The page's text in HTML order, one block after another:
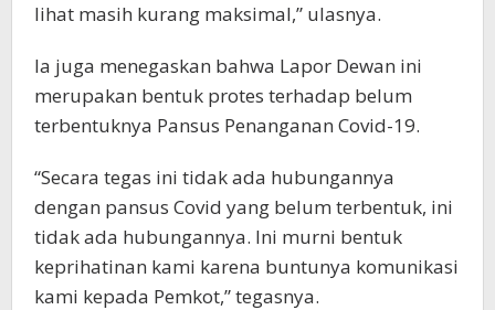
lihat masih kurang maksimal,” ulasnya.
Ia juga menegaskan bahwa Lapor Dewan ini
merupakan bentuk protes terhadap belum
terbentuknya Pansus Penanganan Covid-19.
“Secara tegas ini tidak ada hubungannya
dengan pansus Covid yang belum terbentuk, ini
tidak ada hubungannya. Ini murni bentuk
keprihatinan kami karena buntunya komunikasi
kami kepada Pemkot,” tegasnya.